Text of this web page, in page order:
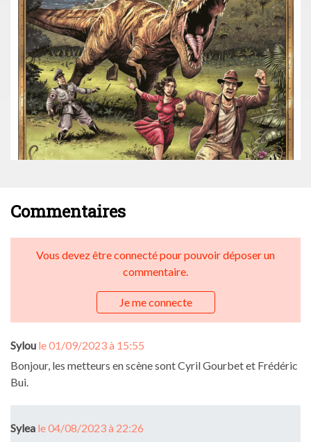
Commentaires
Vous devez être connecté pour pouvoir déposer un
commentaire.
Je me connecte
Sylou le 01/09/2023 à 15:55
Bonjour, les metteurs en scène sont Cyril Gourbet et Frédéric
Bui.
Sylea le 04/08/2023 à 22:26